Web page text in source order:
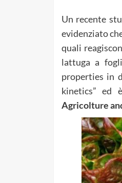
Un recente
evidenziato
quali
lattuga a
properties in
kinetics” ed
Agricolture